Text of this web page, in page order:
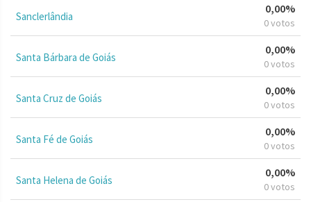
Sanclerlândia
0,00%
0 votos
Santa Bárbara de Goiás
0,00%
0 votos
Santa Cruz de Goiás
0,00%
0 votos
Santa Fé de Goiás
0,00%
0 votos
Santa Helena de Goiás
0,00%
0 votos